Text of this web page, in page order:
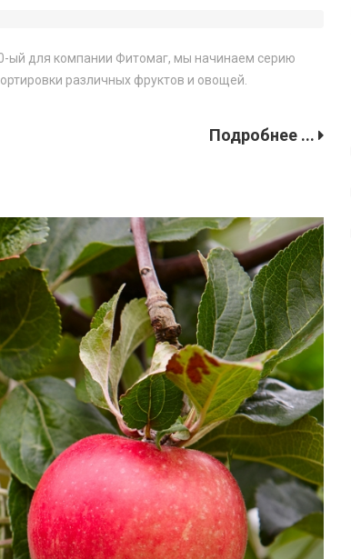
ый для компании Фитомаг, мы начинаем серию
различных фруктов и овощей.
Подробнее ...